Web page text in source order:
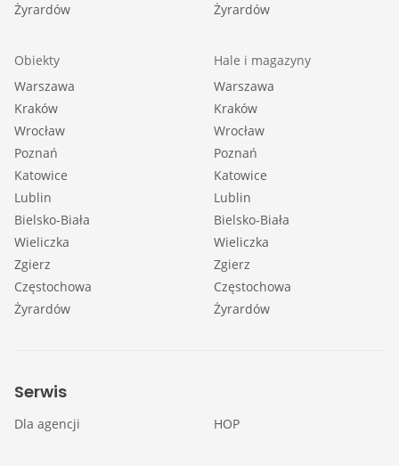
Żyrardów
Żyrardów
Obiekty
Warszawa
Kraków
Wrocław
Poznań
Katowice
Lublin
Bielsko-Biała
Wieliczka
Zgierz
Częstochowa
Żyrardów
Hale i magazyny
Warszawa
Kraków
Wrocław
Poznań
Katowice
Lublin
Bielsko-Biała
Wieliczka
Zgierz
Częstochowa
Żyrardów
Serwis
Dla agencji HOP